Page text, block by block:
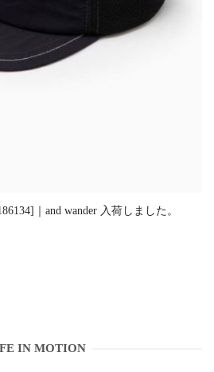
｜and wander 入荷しました。
IN MOTION